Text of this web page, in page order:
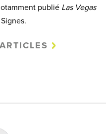
publié Las Vegas